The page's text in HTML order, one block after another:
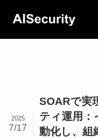
SOARで実
ティ運用：
動化し、組
2025
7/17